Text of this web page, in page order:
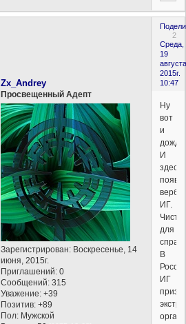
2
Среда,
19
2015г.
10:47
Zx_Andrey
Просвещенный Адепт
Зарегистрирован: Воскресенье, 14
июня, 2015г.
Приглашений: 0
Сообщений: 315
Уважение: +39
Позитив: +89
Пол: Мужской
Ну
вот
и
И
здесь
ИГ.
Чисто
для
В
ИГ